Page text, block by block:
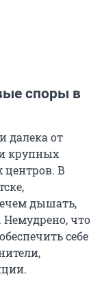
споры в
далека от
крупных
В
дышать,
Немудрено, что
себе